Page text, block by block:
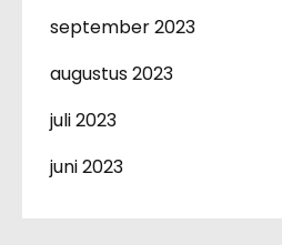
september 2023
augustus 2023
juli 2023
juni 2023